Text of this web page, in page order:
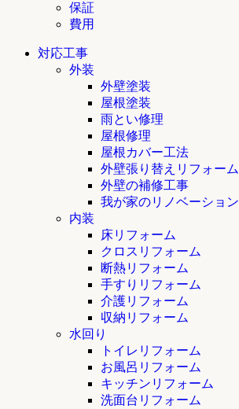
保証
費用
対応工事
外装
外壁塗装
屋根塗装
雨とい修理
屋根修理
屋根カバー工法
外壁張り替えリフォーム
外壁の補修工事
我が家のリノベーション
内装
床リフォーム
クロスリフォーム
断熱リフォーム
手すりリフォーム
介護リフォーム
収納リフォーム
水回り
トイレリフォーム
お風呂リフォーム
キッチンリフォーム
洗面台リフォーム